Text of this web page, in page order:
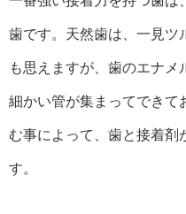
歯です。天然歯は、一見ツ
も思えますが、歯のエナメ
細かい管が集まってできて
む事によって、歯と接着剤
す。